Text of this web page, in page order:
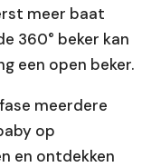
meer baat
360° beker kan
een open beker.
meerdere
op
en ontdekken